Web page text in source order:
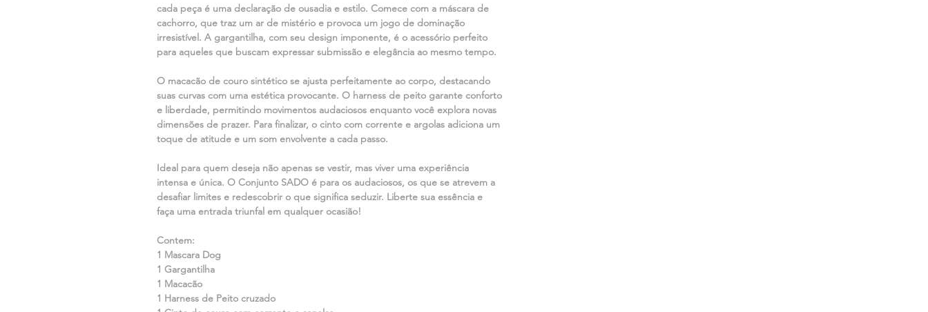
cada peça é uma declaração de ousadia e estilo. Comece com a máscara de
cachorro, que traz um ar de mistério e provoca um jogo de dominação
irresistível. A gargantilha, com seu design imponente, é o acessório perfeito
para aqueles que buscam expressar submissão e elegância ao mesmo tempo.
O macacão de couro sintético se ajusta perfeitamente ao corpo, destacando
suas curvas com uma estética provocante. O harness de peito garante conforto
e liberdade, permitindo movimentos audaciosos enquanto você explora novas
dimensões de prazer. Para finalizar, o cinto com corrente e argolas adiciona um
toque de atitude e um som envolvente a cada passo.
Ideal para quem deseja não apenas se vestir, mas viver uma experiência
intensa e única. O Conjunto SADO é para os audaciosos, os que se atrevem a
desafiar limites e redescobrir o que significa seduzir. Liberte sua essência e
faça uma entrada triunfal em qualquer ocasião!
Contem:
1 Mascara Dog
1 Gargantilha
1 Macacão
1 Harness de Peito cruzado